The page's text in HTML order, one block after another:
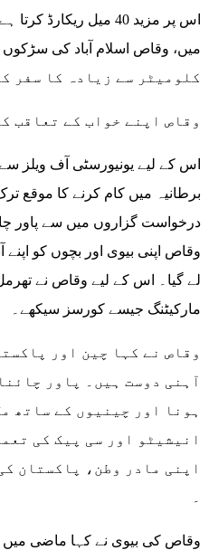
اس پر مزید 40 میل
کلومیٹر سے زیادہ کا سفر
وقاص اپنے خواب کے تعاقب
اس کے لیے یونیورسٹی آف ویلز
درخواست گزاروں میں سے پاور
وقاص اپنی بیوی اور بچوں کو اپنے
لے گیا۔ اس کے لیے وقاص نے تھرمل
مارکیٹنگ جیسے کورسز سیکھے۔
وقاص نے کہا چین اور
آہنی دوست ہیں۔ پاور
ہونا اور چینیوں کے ساتھ
انیشیٹو اور سی پیک کی
اپنی مادر وطن، پاکستان